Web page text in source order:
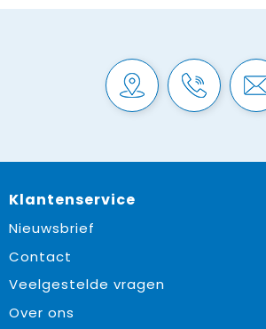
Klantenservice
Nieuwsbrief
Contact
Veelgestelde vragen
Over ons